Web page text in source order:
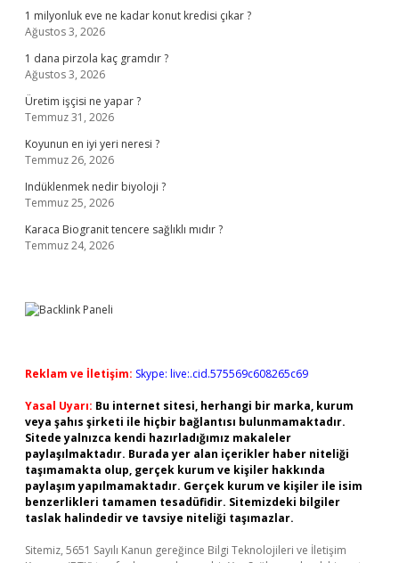
1 milyonluk eve ne kadar konut kredisi çıkar ?
Ağustos 3, 2026
1 dana pirzola kaç gramdır ?
Ağustos 3, 2026
Üretim işçisi ne yapar ?
Temmuz 31, 2026
Koyunun en iyi yeri neresi ?
Temmuz 26, 2026
Indüklenmek nedir biyoloji ?
Temmuz 25, 2026
Karaca Biogranit tencere sağlıklı mıdır ?
Temmuz 24, 2026
Reklam ve İletişim: Skype: live:.cid.575569c608265c69
Yasal Uyarı: Bu internet sitesi, herhangi bir marka, kurum
veya şahıs şirketi ile hiçbir bağlantısı bulunmamaktadır.
Sitede yalnızca kendi hazırladığımız makaleler
paylaşılmaktadır. Burada yer alan içerikler haber niteliği
taşımamakta olup, gerçek kurum ve kişiler hakkında
paylaşım yapılmamaktadır. Gerçek kurum ve kişiler ile isim
benzerlikleri tamamen tesadüfidir. Sitemizdeki bilgiler
taslak halindedir ve tavsiye niteliği taşımazlar.
Sitemiz, 5651 Sayılı Kanun gereğince Bilgi Teknolojileri ve İletişim